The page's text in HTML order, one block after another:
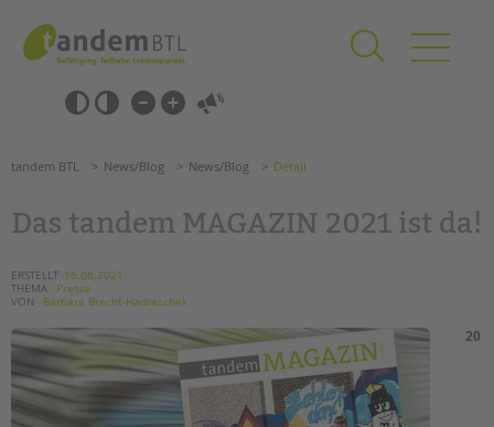
springen
Barrierefrei-
Einstellungen
überspringen
überspringen
SCHULE & GANZTAG
Grundschulen
Oberschulen
Förderzentren
Kollegs
EFöB
Schulbezogene Sozialarbeit
tandem BTL News/Blog News/Blog Detail
Das tandem MAGAZIN 2021 ist da!
ERSTELLT 16.06.2021
THEMA
Presse
VON
Barbara Brecht-Hadraschek
20